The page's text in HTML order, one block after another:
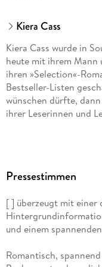
Kiera Cass
Kiera Cass wurde in
heute mit ihrem
ihren »Selection«-
Bestseller-Listen
wünschen dürfte, dann
ihrer Leserinnen und
Pressestimmen
[ ] überzeugt mit einer
und einem
Romantisch,